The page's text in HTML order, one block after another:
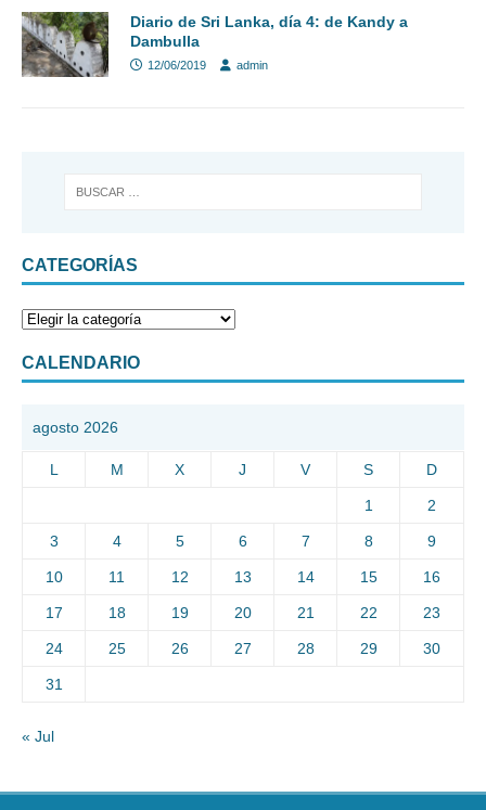
Diario de Sri Lanka, día 4: de Kandy a
Dambulla
12/06/2019 admin
CATEGORÍAS
CALENDARIO
agosto 2026
L M X J V S D
1 2
3 4 5 6 7 8 9
10 11 12 13 14 15 16
17 18 19 20 21 22 23
24 25 26 27 28 29 30
31
« Jul